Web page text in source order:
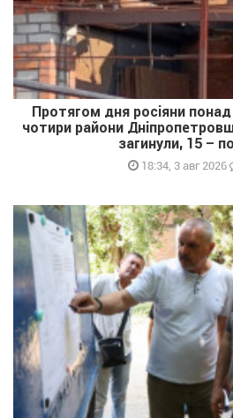
Протягом дня росіяни понад
чотири райони
загинули, 15 –
18:34, 3 авг 2026